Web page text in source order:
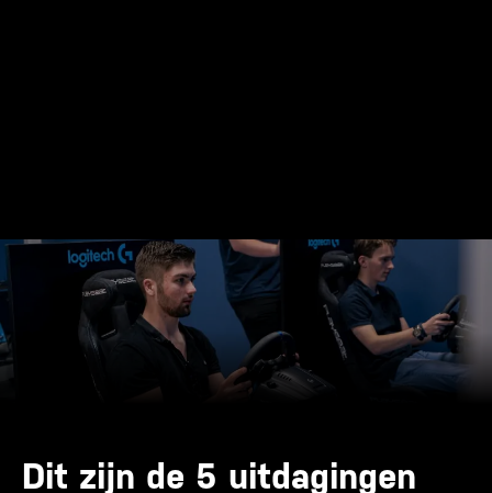
Dit zijn de 5 uitdagingen